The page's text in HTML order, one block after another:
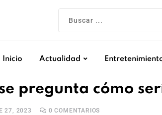
Inicio Actualidad
pregunta cómo
27, 2023 0 COMENTARIOS